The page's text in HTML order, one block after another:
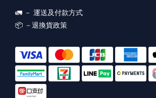
🚛 － 運送及付款方式
📦 － 退換貨政策